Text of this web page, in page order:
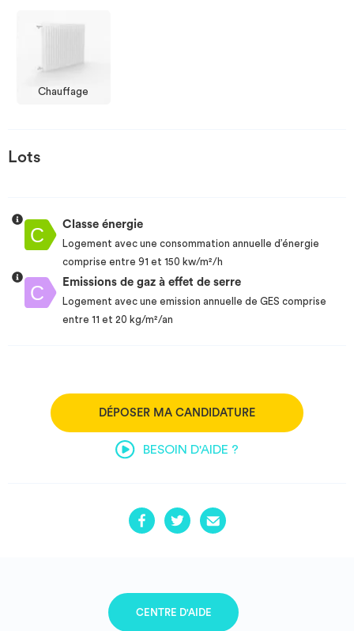
Chauffage
Lots
Classe énergie
Logement avec une consommation annuelle d’énergie
comprise entre 91 et 150 kw/m²/h
Emissions de gaz à effet de serre
Logement avec une emission annuelle de GES comprise
entre 11 et 20 kg/m²/an
DÉPOSER MA CANDIDATURE
BESOIN D'AIDE ?
CENTRE D'AIDE